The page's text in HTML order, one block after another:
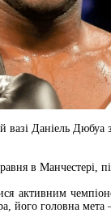
вазі Даніель
в Манчестері,
активним
його головна